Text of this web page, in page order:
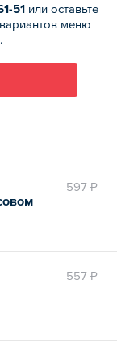
51или оставьте
меню
597 ₽
557 ₽